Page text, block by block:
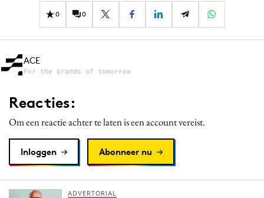
0 0
ACE
For the brands of tomorrow
Reacties:
Om een reactie achter te laten is een account vereist.
Inloggen Abonneer nu
ADVERTORIAL